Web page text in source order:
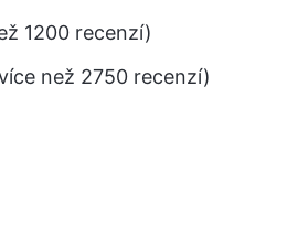
1200 recenzí)
než 2750 recenzí)